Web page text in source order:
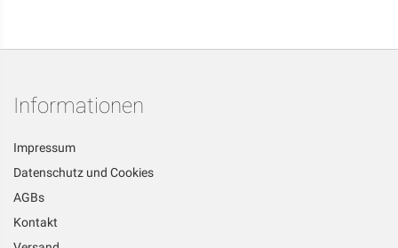
Informationen
Impressum
Datenschutz und Cookies
AGBs
Kontakt